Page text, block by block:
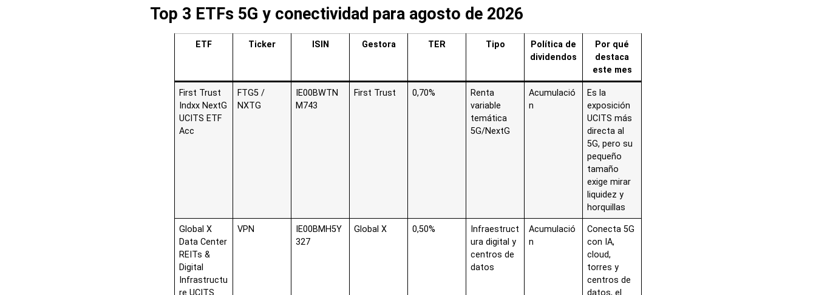
Top 3 ETFs 5G y conectividad para agosto de 2026
ETF Ticker ISIN Gestora TER Tipo
Política de
dividendos
Por qué
destaca
este mes
First Trust
Indxx NextG
UCITS ETF
Acc
FTG5 /
NXTG
IE00BWTN
M743
First Trust 0,70%
Renta
variable
temática
5G/NextG
Acumulació
n
Es la
exposición
UCITS más
directa al
5G, pero su
pequeño
tamaño
exige mirar
liquidez y
horquillas
Global X
Data Center
REITs &
Digital
Infrastructu
VPN
IE00BMH5Y
327
Global X 0,50%
Infraestruct
ura digital y
centros de
datos
Acumulació
n
Conecta 5G
con IA,
cloud,
torres y
centros de